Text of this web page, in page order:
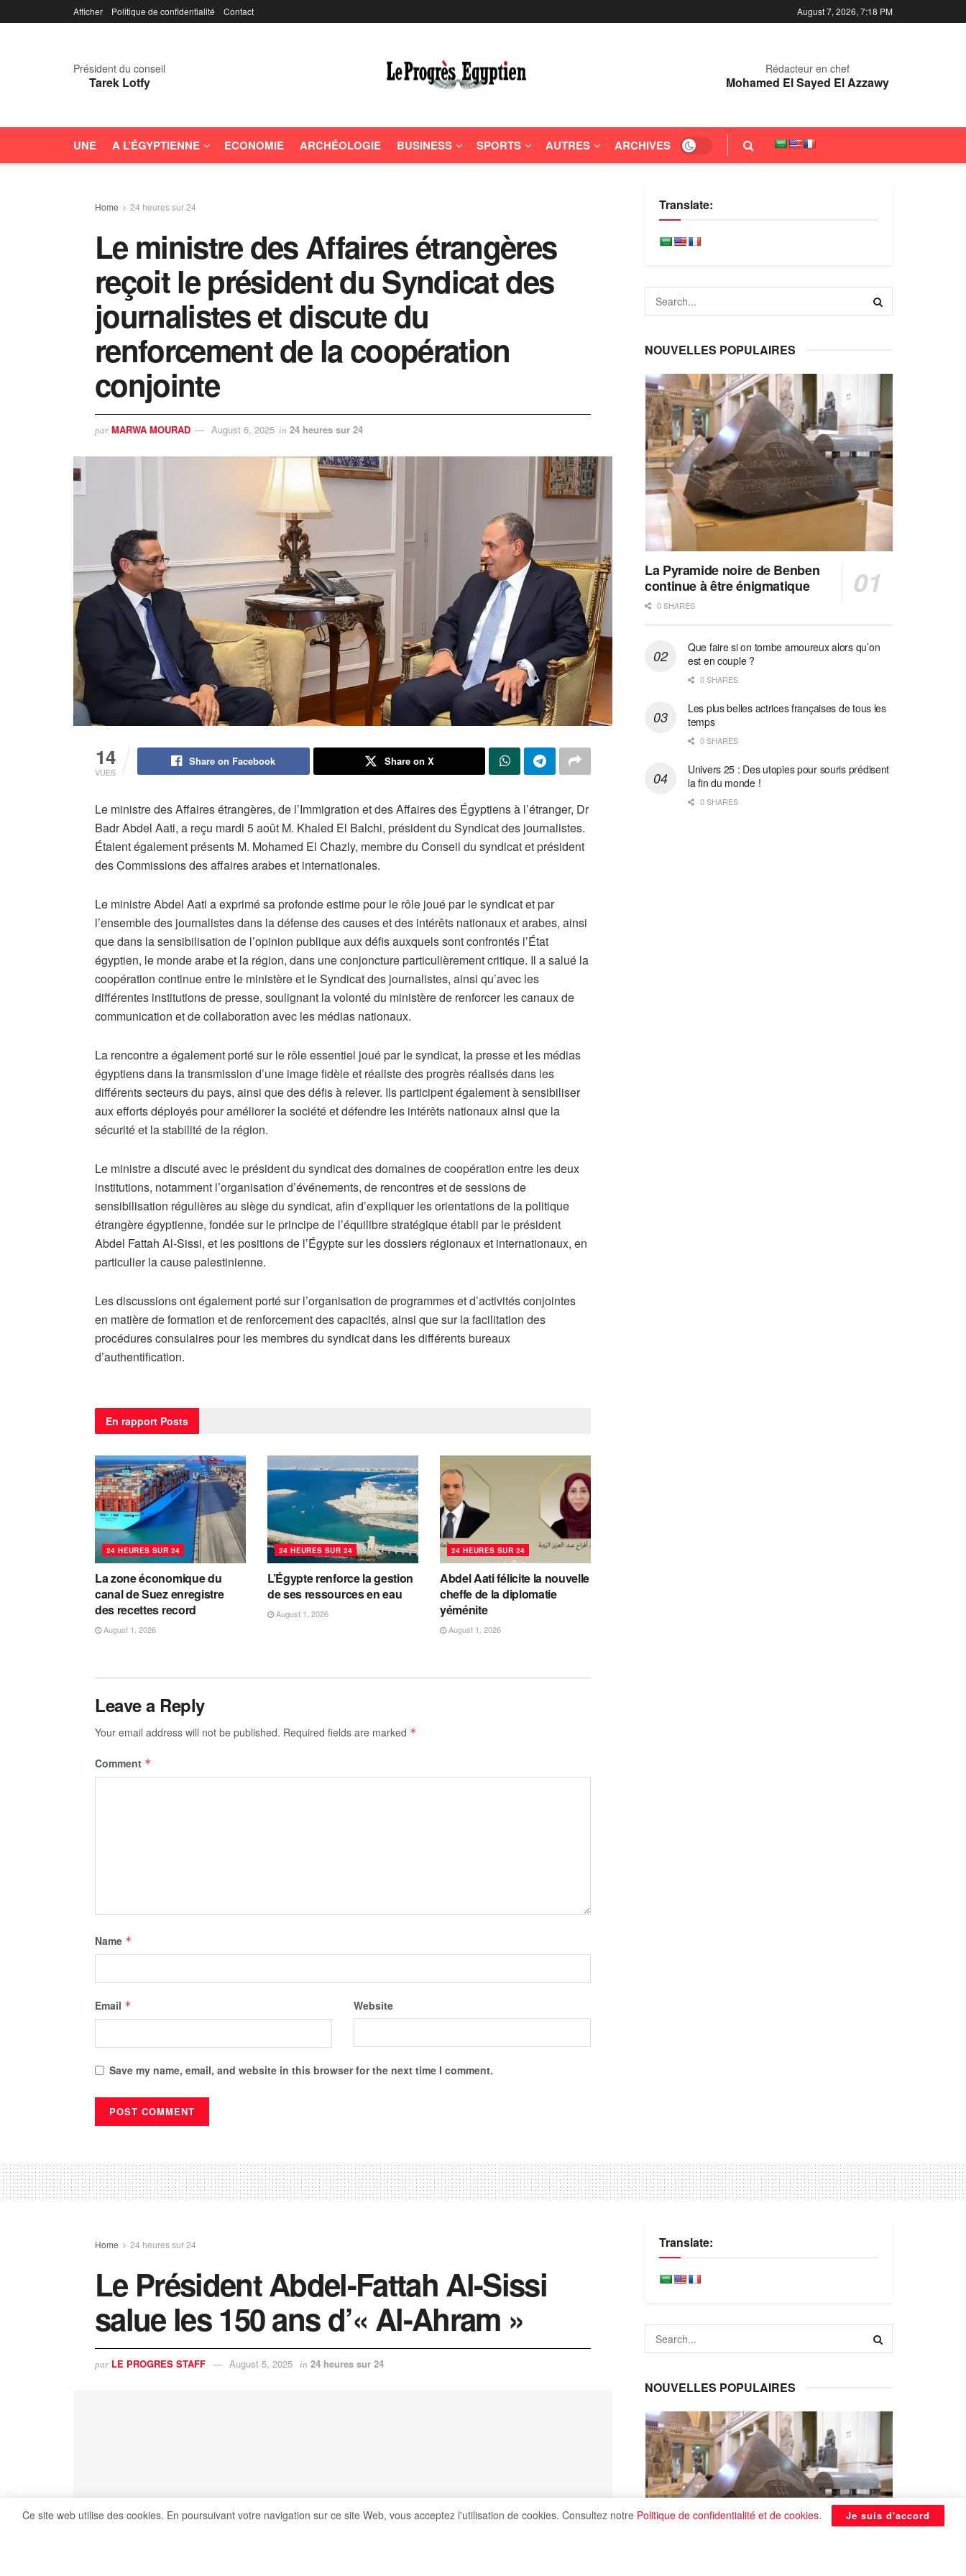
Afficher Politique de confidentialité Contact August 7, 2026, 7:18 PM
Président du conseil
Tarek Lotfy
Rédacteur en chef
Mohamed El Sayed El Azzawy
UNE A L’ÉGYPTIENNE ECONOMIE ARCHÉOLOGIE BUSINESS SPORTS AUTRES ARCHIVES
Home 24 heures sur 24
Le ministre des Affaires étrangères
reçoit le président du Syndicat des
journalistes et discute du
renforcement de la coopération
conjointe
par MARWA MOURAD August 6, 2025 in 24 heures sur 24
14
VUES
Share on Facebook Share on X
Le ministre des Affaires étrangères, de l’Immigration et des Affaires des Égyptiens à l’étranger, Dr
Badr Abdel Aati, a reçu mardi 5 août M. Khaled El Balchi, président du Syndicat des journalistes.
Étaient également présents M. Mohamed El Chazly, membre du Conseil du syndicat et président
des Commissions des affaires arabes et internationales.
Le ministre Abdel Aati a exprimé sa profonde estime pour le rôle joué par le syndicat et par
l’ensemble des journalistes dans la défense des causes et des intérêts nationaux et arabes, ainsi
que dans la sensibilisation de l’opinion publique aux défis auxquels sont confrontés l’État
égyptien, le monde arabe et la région, dans une conjoncture particulièrement critique. Il a salué la
coopération continue entre le ministère et le Syndicat des journalistes, ainsi qu’avec les
différentes institutions de presse, soulignant la volonté du ministère de renforcer les canaux de
communication et de collaboration avec les médias nationaux.
La rencontre a également porté sur le rôle essentiel joué par le syndicat, la presse et les médias
égyptiens dans la transmission d’une image fidèle et réaliste des progrès réalisés dans les
différents secteurs du pays, ainsi que des défis à relever. Ils participent également à sensibiliser
aux efforts déployés pour améliorer la société et défendre les intérêts nationaux ainsi que la
sécurité et la stabilité de la région.
Le ministre a discuté avec le président du syndicat des domaines de coopération entre les deux
institutions, notamment l’organisation d’événements, de rencontres et de sessions de
sensibilisation régulières au siège du syndicat, afin d’expliquer les orientations de la politique
étrangère égyptienne, fondée sur le principe de l’équilibre stratégique établi par le président
Abdel Fattah Al-Sissi, et les positions de l’Égypte sur les dossiers régionaux et internationaux, en
particulier la cause palestinienne.
Les discussions ont également porté sur l’organisation de programmes et d’activités conjointes
en matière de formation et de renforcement des capacités, ainsi que sur la facilitation des
procédures consulaires pour les membres du syndicat dans les différents bureaux
d’authentification.
En rapport Posts
24 HEURES SUR 24
La zone économique du
canal de Suez enregistre
des recettes record
August 1, 2026
24 HEURES SUR 24
L’Égypte renforce la gestion
de ses ressources en eau
August 1, 2026
24 HEURES SUR 24
Abdel Aati félicite la nouvelle
cheffe de la diplomatie
yéménite
August 1, 2026
Leave a Reply
Your email address will not be published. Required fields are marked *
Comment *
Name *
Email * Website
Save my name, email, and website in this browser for the next time I comment.
Translate:
NOUVELLES POPULAIRES
La Pyramide noire de Benben
continue à être énigmatique
0 SHARES
Que faire si on tombe amoureux alors qu’on
est en couple ?
0 SHARES
Les plus belles actrices françaises de tous les
temps
0 SHARES
Univers 25 : Des utopies pour souris prédisent
la fin du monde !
0 SHARES
Home 24 heures sur 24
Le Président Abdel-Fattah Al-Sissi
salue les 150 ans d’« Al-Ahram »
par LE PROGRES STAFF August 5, 2025 in 24 heures sur 24
Translate:
NOUVELLES POPULAIRES
Ce site web utilise des cookies. En poursuivant votre navigation sur ce site Web, vous acceptez l'utilisation de cookies. Consultez notre Politique de confidentialité et de cookies. Je suis d'accord